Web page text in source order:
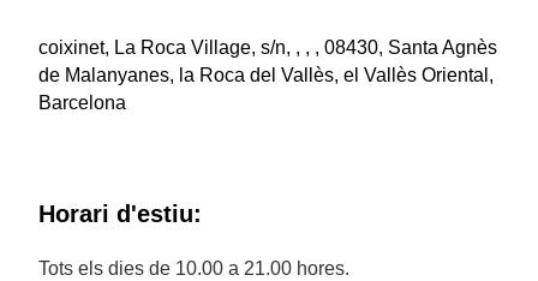
coixinet, La Roca Village, s/n, , , , 08430, Santa Agnès
de Malanyanes, la Roca del Vallès, el Vallès Oriental,
Barcelona
Horari d'estiu:
Tots els dies de 10.00 a 21.00 hores.